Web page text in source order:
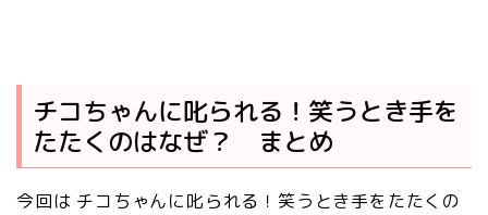
チコちゃんに叱られる！笑うとき手を
たたくのはなぜ？ まとめ
今回は チコちゃんに叱られる！笑うとき手をたたくの